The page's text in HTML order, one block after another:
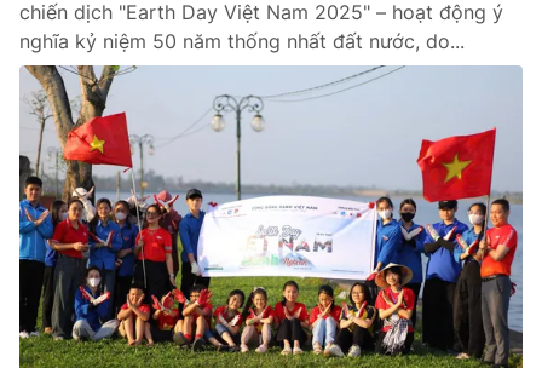
chiến dịch "Earth Day Việt Nam 2025" – hoạt động ý
nghĩa kỷ niệm 50 năm thống nhất đất nước, do...